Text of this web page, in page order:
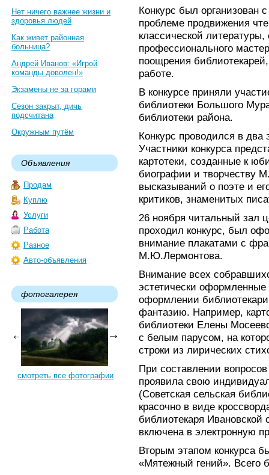
Нет ничего важнее жизни и
здоровья людей
Как живет районная
больница?
Андрей Иванов: «Игрой
команды доволен!»
Экзамены не за горами
Сезон закрыт, дичь
подсчитана
Окружным путём
Объявления
Продам
Куплю
Услуги
Работа
Разное
Авто-объявления
фотогалерея
смотреть все фотографии
Конкурс был организован
проблеме продвижения
классической
профессионального
поощрения
работе.
В конкурсе приняли
библиотеки Большого
библиотеки района.
Конкурс проводился в
Участники конкурса
картотеки, созданные к
биографии и творчеству
высказываний о поэте и
критиков, знаменитых
26 ноября читальный зал
проходил конкурс, был
внимание плакатами с
М.Ю.Лермонтова.
Внимание всех
эстетически оформленные
оформлении
фантазию. Например,
библиотеки Елены
с белым парусом, на
строки из лирических
При составлении
проявила свою
(Советская сельская
красочно в виде
библиотекаря Ивановской
включена в электронную
Вторым этапом конкурса
«Мятежный гений». Всего